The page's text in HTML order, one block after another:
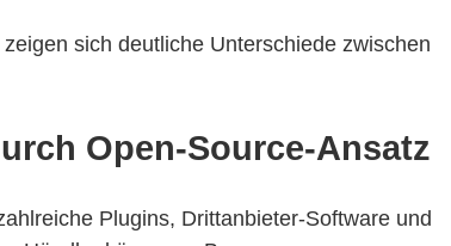
sich deutliche Unterschiede zwischen
Open-Source-Ansatz
Plugins, Drittanbieter-Software und